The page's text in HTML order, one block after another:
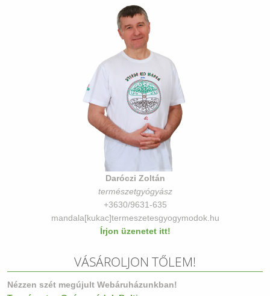
Daróczi Zoltán
természetgyógyász
+3630/9631-635
mandala[kukac]termeszetesgyogymodok.hu
Írjon üzenetet itt!
VÁSÁROLJON TŐLEM!
Nézzen szét megújult Webáruházunkban!